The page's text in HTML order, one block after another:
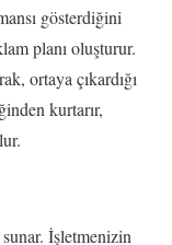
gösterdiğini
planı oluşturur.
ortaya çıkardığı
kurtarır,
İşletmenizin